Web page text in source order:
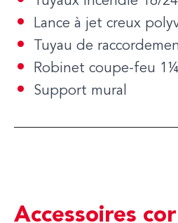
Lance à jet creux
Tuyau de
Robinet coupe-feu
Support mural
Accessoires